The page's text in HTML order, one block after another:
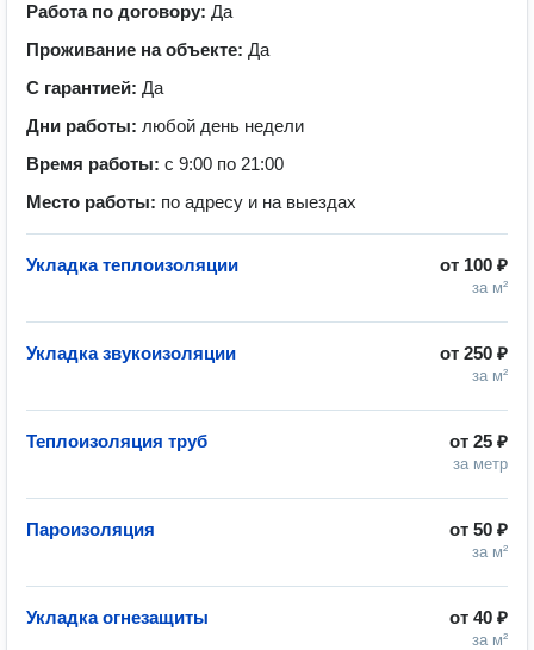
Работа по договору: Да
Проживание на объекте: Да
С гарантией: Да
Дни работы: любой день недели
Время работы: с 9:00 по 21:00
Место работы: по адресу и на выездах
от 100 ₽
за м²
Укладка теплоизоляции
от 250 ₽
за м²
Укладка звукоизоляции
от 25 ₽
за метр
Теплоизоляция труб
от 50 ₽
за м²
Пароизоляция
от 40 ₽
за м²
Укладка огнезащиты